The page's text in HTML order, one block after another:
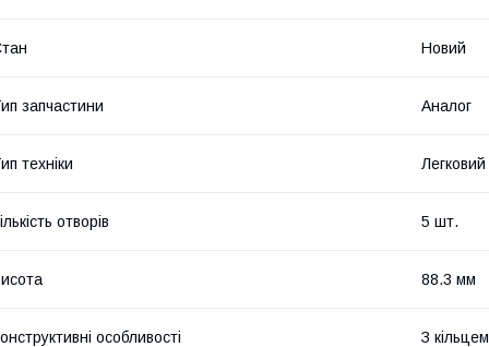
Новий
запчастини Аналог
техніки
отворів 5 шт.
88.3 мм
особливості З